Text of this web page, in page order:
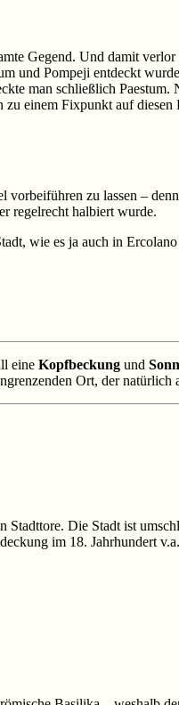
Gegend. Und damit
und Pompeji entdeckt
man schließlich
zu einem Fixpunkt auf
zu lassen –
regelrecht halbiert wurde.
wie es ja auch in
eine Kopfbeckung und
Ort, der
Die Stadt ist
im 18. Jahrhundert